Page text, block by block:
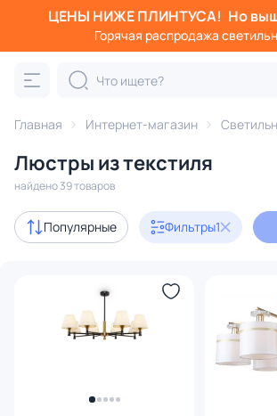
ЦЕНЫ НИЖЕ ПЛИНТУСА! Но
Горячая распродажа
Главная Интернет-магазин
Люстры из текстиля
найдено 39 товаров
Популярные Фильтры1
Фильтры
Категория:
подвесные потолочные
Акции 10
Дизайнерский свет 2